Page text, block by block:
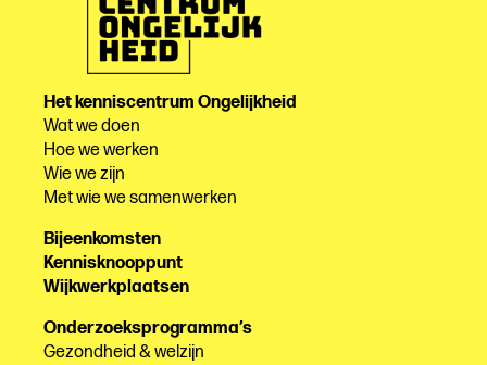
Het kenniscentrum Ongelijkheid
Wat we doen
Hoe we werken
Wie we zijn
Met wie we samenwerken
Bijeenkomsten
Kennisknooppunt
Wijkwerkplaatsen
Onderzoeksprogramma’s
Gezondheid & welzijn